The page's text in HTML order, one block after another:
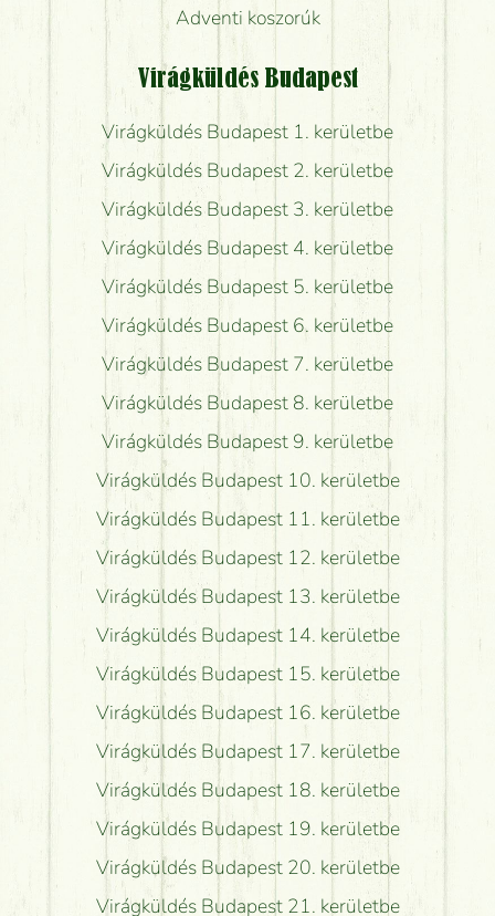
Adventi koszorúk
Virágküldés Budapest
Virágküldés Budapest 1. kerületbe
Virágküldés Budapest 2. kerületbe
Virágküldés Budapest 3. kerületbe
Virágküldés Budapest 4. kerületbe
Virágküldés Budapest 5. kerületbe
Virágküldés Budapest 6. kerületbe
Virágküldés Budapest 7. kerületbe
Virágküldés Budapest 8. kerületbe
Virágküldés Budapest 9. kerületbe
Virágküldés Budapest 10. kerületbe
Virágküldés Budapest 11. kerületbe
Virágküldés Budapest 12. kerületbe
Virágküldés Budapest 13. kerületbe
Virágküldés Budapest 14. kerületbe
Virágküldés Budapest 15. kerületbe
Virágküldés Budapest 16. kerületbe
Virágküldés Budapest 17. kerületbe
Virágküldés Budapest 18. kerületbe
Virágküldés Budapest 19. kerületbe
Virágküldés Budapest 20. kerületbe
Virágküldés Budapest 21. kerületbe